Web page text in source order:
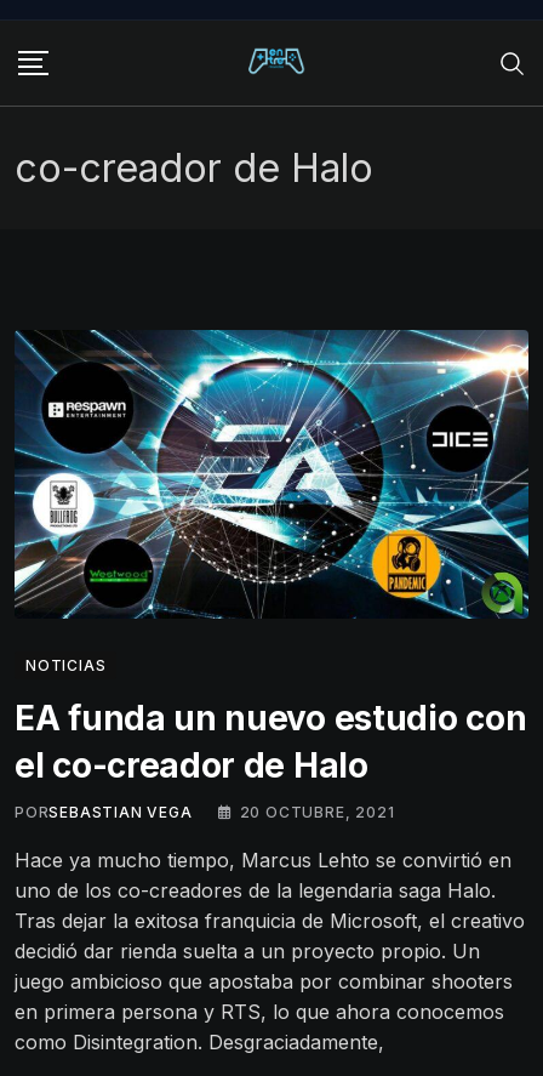
content
co-creador de Halo
NOTICIAS
EA funda un nuevo estudio con
el co-creador de Halo
PORSEBASTIAN VEGA 20 OCTUBRE, 2021
Hace ya mucho tiempo, Marcus Lehto se convirtió en
uno de los co-creadores de la legendaria saga Halo.
Tras dejar la exitosa franquicia de Microsoft, el creativo
decidió dar rienda suelta a un proyecto propio. Un
juego ambicioso que apostaba por combinar shooters
en primera persona y RTS, lo que ahora conocemos
como Disintegration. Desgraciadamente,